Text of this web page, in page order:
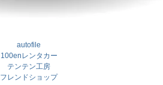
autofile
100enレンタカー
テンテン工房
フレンドショップ